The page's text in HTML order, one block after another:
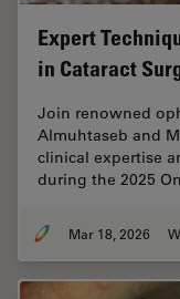
Expert
in Cataract
Join renowned
Almuhtaseb and
clinical expertise
during the 2025
Mar 18, 2026